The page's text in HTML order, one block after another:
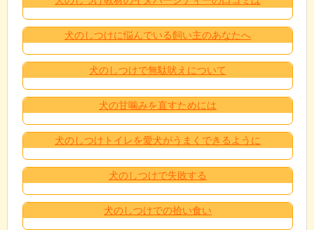
犬のしつけに悩んでいる飼い主のあなたへ
犬のしつけで無駄吠えについて
犬の甘噛みを直すためには
犬のしつけトイレを愛犬がうまくできるように
犬のしつけで失敗する
犬のしつけでの拾い食い